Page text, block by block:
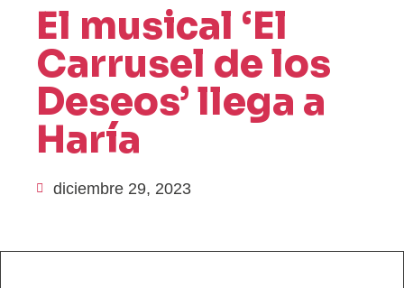
El musical ‘El
Carrusel de los
Deseos’ llega a
Haría
diciembre 29, 2023